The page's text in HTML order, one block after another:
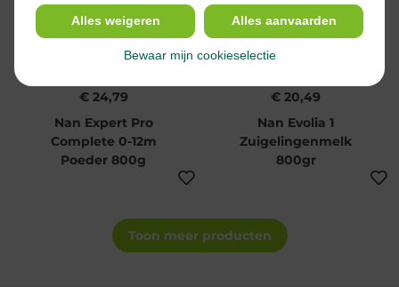
€ 24,79
Nan Expert Pro
Complete 0-12m
Poeder 800g
€ 20,49
Nan Evolia 1
Zuigelingenmelk
800gr
Toon meer producten
Alles weigeren Alles aanvaarden
Bewaar mijn cookieselectie